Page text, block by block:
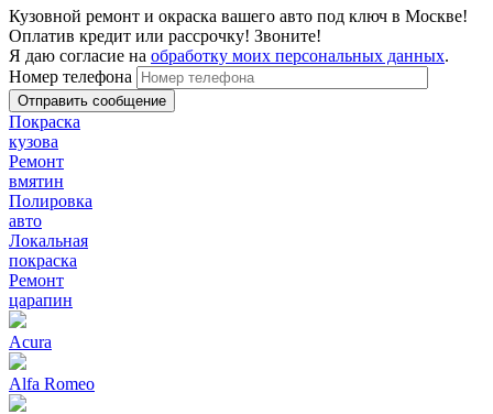
Кузовной ремонт и окраска вашего авто под ключ в Москве!
Оплатив кредит или рассрочку! Звоните!
Я даю согласие на обработку моих персональных данных.
Номер телефона
Покраска
кузова
Ремонт
вмятин
Полировка
авто
Локальная
покраска
Ремонт
царапин
Acura
Alfa Romeo